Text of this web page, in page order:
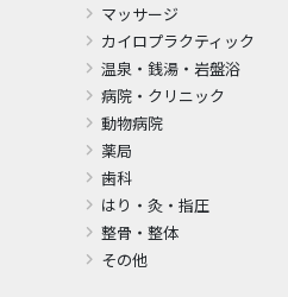
マッサージ
カイロプラクティック
温泉・銭湯・岩盤浴
病院・クリニック
動物病院
薬局
歯科
はり・灸・指圧
整骨・整体
その他